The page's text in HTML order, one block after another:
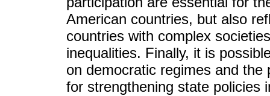
American countries, but also
countries with complex
inequalities. Finally, it is
on democratic regimes and
for strengthening state policies